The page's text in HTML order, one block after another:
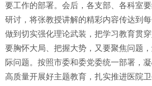
要工作的部署。会后，各支部、各科室
研讨，将张教授讲解的精彩内容传达到每
做到切实强化理论武装，把学习教育贯
要胸怀大局、把握大势，又要聚焦问题
际问题。按照市委和委党委统一部署，凝
高质量开展好主题教育，扎实推进医院